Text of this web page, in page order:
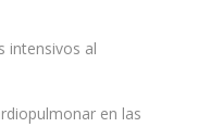
intensivos al
en las